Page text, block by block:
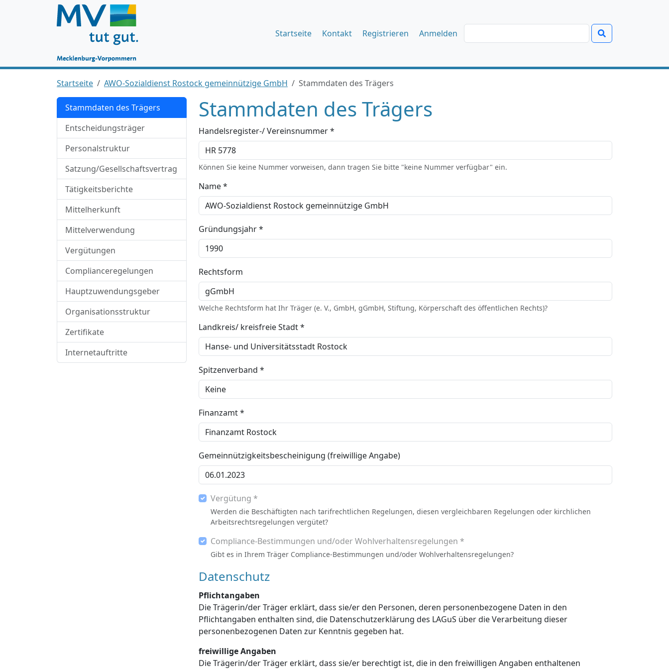
Startseite Kontakt Registrieren Anmelden
Startseite AWO-Sozialdienst Rostock gemeinnützige GmbH Stammdaten des Trägers
Stammdaten des Trägers
Entscheidungsträger
Personalstruktur
Satzung/Gesellschaftsvertrag
Tätigkeitsberichte
Mittelherkunft
Mittelverwendung
Vergütungen
Complianceregelungen
Hauptzuwendungsgeber
Organisationsstruktur
Zertifikate
Internetauftritte
Stammdaten des Trägers
Handelsregister-/ Vereinsnummer *
Können Sie keine Nummer vorweisen, dann tragen Sie bitte "keine Nummer verfügbar" ein.
Name *
Gründungsjahr *
Rechtsform
Welche Rechtsform hat Ihr Träger (e. V., GmbH, gGmbH, Stiftung, Körperschaft des öffentlichen Rechts)?
Landkreis/ kreisfreie Stadt *
Spitzenverband *
Finanzamt *
Gemeinnützigkeitsbescheinigung (freiwillige Angabe)
Vergütung *
Werden die Beschäftigten nach tarifrechtlichen Regelungen, diesen vergleichbaren Regelungen oder kirchlichen
Arbeitsrechtsregelungen vergütet?
Compliance-Bestimmungen und/oder Wohlverhaltensregelungen *
Gibt es in Ihrem Träger Compliance-Bestimmungen und/oder Wohlverhaltensregelungen?
Datenschutz
Pflichtangaben
Die Trägerin/der Träger erklärt, dass sie/er den Personen, deren personenbezogene Daten in den
Pflichtangaben enthalten sind, die Datenschutzerklärung des LAGuS über die Verarbeitung dieser
personenbezogenen Daten zur Kenntnis gegeben hat.
freiwillige Angaben
Die Trägerin/der Träger erklärt, dass sie/er berechtigt ist, die in den freiwilligen Angaben enthaltenen